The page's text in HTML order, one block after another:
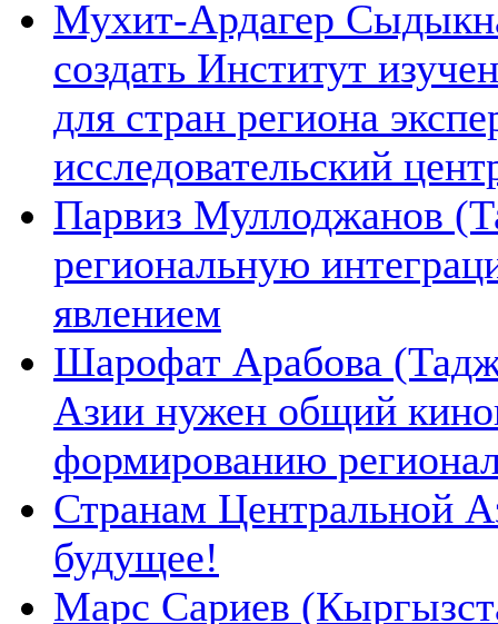
Мухит-Ардагер
создать Институт
для стран региона
исследовательский
Парвиз Муллоджанов
региональную
явлением
Шарофат Арабова
Азии нужен общий
формированию
Странам Центральной
будущее!
Марс Сариев